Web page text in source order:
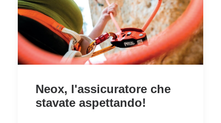
Neox, l'assicuratore che
stavate aspettando!